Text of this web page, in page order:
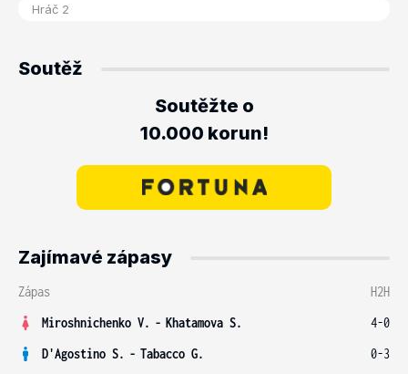
Soutěž
Soutěžte o
10.000 korun!
Zajímavé zápasy
Zápas
H2H
Miroshnichenko V. - Khatamova S.
4-0
D'Agostino S. - Tabacco G.
0-3